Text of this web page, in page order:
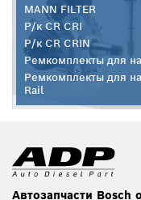
MANN FILTER
Р/к CR CRI
Р/к CR CRIN
Ремкомплекты для
Ремкомплекты для
Rail
Автозапчасти